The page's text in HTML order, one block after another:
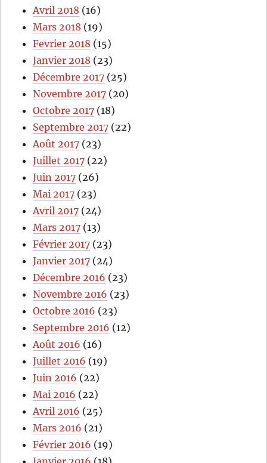
Avril 2018 (16)
Mars 2018 (19)
Fevrier 2018 (15)
Janvier 2018 (23)
Décembre 2017 (25)
Novembre 2017 (20)
Octobre 2017 (18)
Septembre 2017 (22)
Août 2017 (23)
Juillet 2017 (22)
Juin 2017 (26)
Mai 2017 (23)
Avril 2017 (24)
Mars 2017 (13)
Février 2017 (23)
Janvier 2017 (24)
Décembre 2016 (23)
Novembre 2016 (23)
Octobre 2016 (23)
Septembre 2016 (12)
Août 2016 (16)
Juillet 2016 (19)
Juin 2016 (22)
Mai 2016 (22)
Avril 2016 (25)
Mars 2016 (21)
Février 2016 (19)